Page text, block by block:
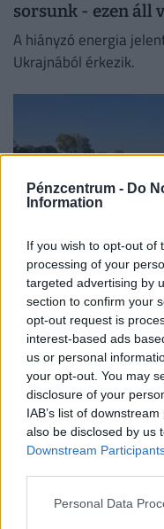
Pénzcentrum - Do
Information
If you wish to opt-out of
processing of your
targeted advertising by
section to confirm your
opt-out request is
interest-based ads
us or personal
your opt-out. You may
disclosure of your
IAB’s list of
also be disclosed by us
Downstream
Personal Data
sorsunk - ezen áll
A hiányzó energia
Ukrajnából érkezik.
Ez tényleg még a
ami Európa
A műholdfelvételeken
folyómedrek
visszahúzódó víz
felszín alatti